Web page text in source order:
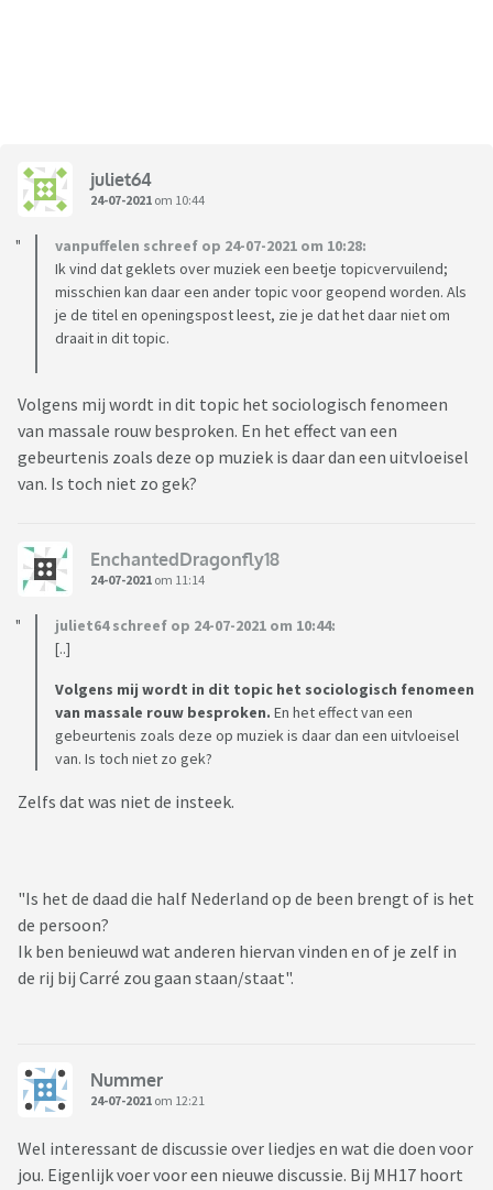
juliet64
24-07-2021 om 10:44
vanpuffelen schreef op 24-07-2021 om 10:28:
Ik vind dat geklets over muziek een beetje topicvervuilend;
misschien kan daar een ander topic voor geopend worden. Als
je de titel en openingspost leest, zie je dat het daar niet om
draait in dit topic.
Volgens mij wordt in dit topic het sociologisch fenomeen
van massale rouw besproken. En het effect van een
gebeurtenis zoals deze op muziek is daar dan een uitvloeisel
van. Is toch niet zo gek?
EnchantedDragonfly18
24-07-2021 om 11:14
juliet64 schreef op 24-07-2021 om 10:44:
[..]
Volgens mij wordt in dit topic het sociologisch fenomeen
van massale rouw besproken. En het effect van een
gebeurtenis zoals deze op muziek is daar dan een uitvloeisel
van. Is toch niet zo gek?
Zelfs dat was niet de insteek.
"Is het de daad die half Nederland op de been brengt of is het
de persoon?
Ik ben benieuwd wat anderen hiervan vinden en of je zelf in
de rij bij Carré zou gaan staan/staat".
Nummer
24-07-2021 om 12:21
Wel interessant de discussie over liedjes en wat die doen voor
jou. Eigenlijk voer voor een nieuwe discussie. Bij MH17 hoort